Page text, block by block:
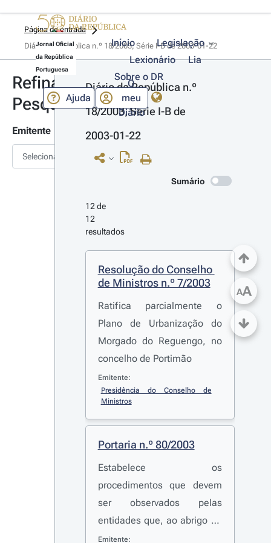
Jornal Oficial
da República
Portuguesa
Início
Legislação
Lexionário
Lia
Sobre o DR
Ajuda
O
meu
Diário
Página de entrada
Diário da República n.º 18/2003, Série I-B de 2003-01-22
Refinar
Pesquisa
Emitente
Selecionar
Diário da República n.º
18/2003, Série I-B de
2003-01-22
Sumário
12 de
12
resultados
Resolução do Conselho
de Ministros n.º 7/2003
Ratifica parcialmente o
Plano de Urbanização do
Morgado do Reguengo, no
concelho de Portimão
Emitente:
Presidência do Conselho de
Ministros
Portaria n.º 80/2003
Estabelece os
procedimentos que devem
ser observados pelas
entidades que, ao abrigo do
disposto no n.º 6 do artigo
Emitente:
AA